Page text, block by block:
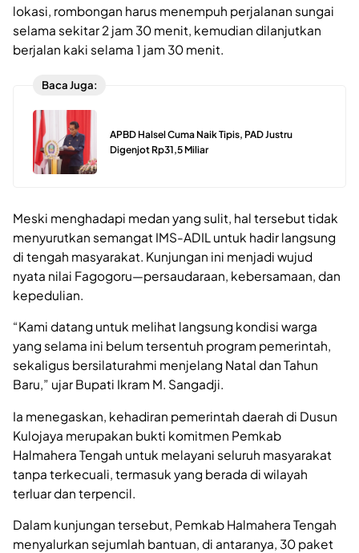
lokasi, rombongan harus menempuh perjalanan sungai
selama sekitar 2 jam 30 menit, kemudian dilanjutkan
berjalan kaki selama 1 jam 30 menit.
Baca Juga:
APBD Halsel Cuma Naik Tipis, PAD Justru
Digenjot Rp31,5 Miliar
Meski menghadapi medan yang sulit, hal tersebut tidak
menyurutkan semangat IMS-ADIL untuk hadir langsung
di tengah masyarakat. Kunjungan ini menjadi wujud
nyata nilai Fagogoru—persaudaraan, kebersamaan, dan
kepedulian.
“Kami datang untuk melihat langsung kondisi warga
yang selama ini belum tersentuh program pemerintah,
sekaligus bersilaturahmi menjelang Natal dan Tahun
Baru,” ujar Bupati Ikram M. Sangadji.
Ia menegaskan, kehadiran pemerintah daerah di Dusun
Kulojaya merupakan bukti komitmen Pemkab
Halmahera Tengah untuk melayani seluruh masyarakat
tanpa terkecuali, termasuk yang berada di wilayah
terluar dan terpencil.
Dalam kunjungan tersebut, Pemkab Halmahera Tengah
menyalurkan sejumlah bantuan, di antaranya, 30 paket